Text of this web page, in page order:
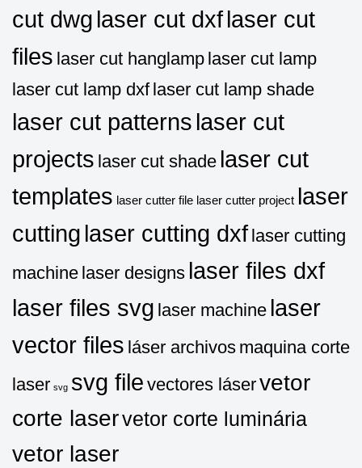
cut dwg laser cut dxflaser cut
files laser cut hanglamp laser cut lamp
laser cut lamp dxf laser cut lamp shade
laser cut patterns laser cut
projects laser cut shade laser cut
templates laser cutter file laser cutter project laser
cutting laser cutting dxf laser cutting
machine laser designs laser files dxf
laser files svg laser machine laser
vector files láser archivos maquina corte
laser svg svg file vectores láservetor
corte laservetor corte luminária
vetor laser